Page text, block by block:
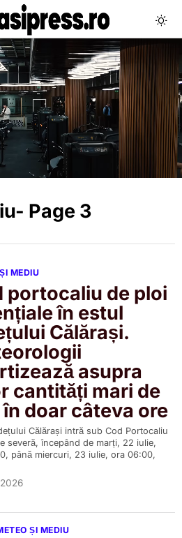
- Page 3
MEDIU
portocaliu de ploi
în estul
Călărași.
asupra
cantități mari de
în doar câteva ore
Călărași intră sub Cod Portocaliu
severă, începând de marți, 22 iulie,
până miercuri, 23 iulie, ora 06:00,
ȘI MEDIU